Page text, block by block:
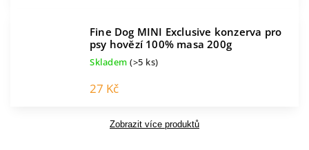
Fine Dog MINI Exclusive konzerva pro
psy hovězí 100% masa 200g
Skladem (>5 ks)
27 Kč
Zobrazit více produktů